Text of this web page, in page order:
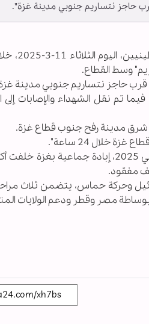
استُشهد 5
وسط القطاع.
تم نقل الشهداء والإصابات
مدينة رفح جنوب قطاع غزة.
بين إسرائيل وحركة حماس، يتضمن ثلاث